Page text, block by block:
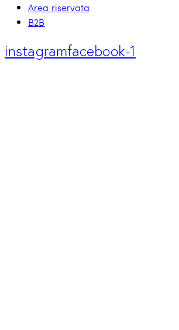
Area riservata
B2B
instagramfacebook-1